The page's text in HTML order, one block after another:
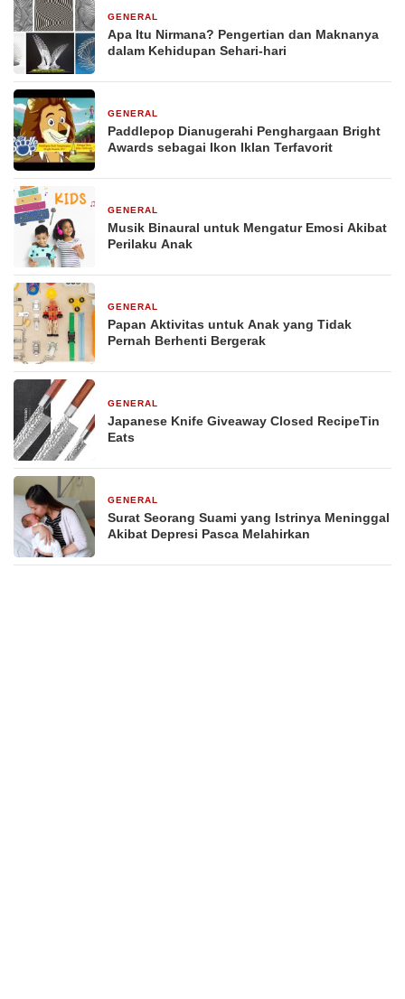
GENERAL
Apa Itu Nirmana? Pengertian dan Maknanya
dalam Kehidupan Sehari-hari
GENERAL
Paddlepop Dianugerahi Penghargaan Bright
Awards sebagai Ikon Iklan Terfavorit
GENERAL
Musik Binaural untuk Mengatur Emosi Akibat
Perilaku Anak
GENERAL
Papan Aktivitas untuk Anak yang Tidak
Pernah Berhenti Bergerak
GENERAL
Japanese Knife Giveaway Closed RecipeTin
Eats
GENERAL
Surat Seorang Suami yang Istrinya Meninggal
Akibat Depresi Pasca Melahirkan